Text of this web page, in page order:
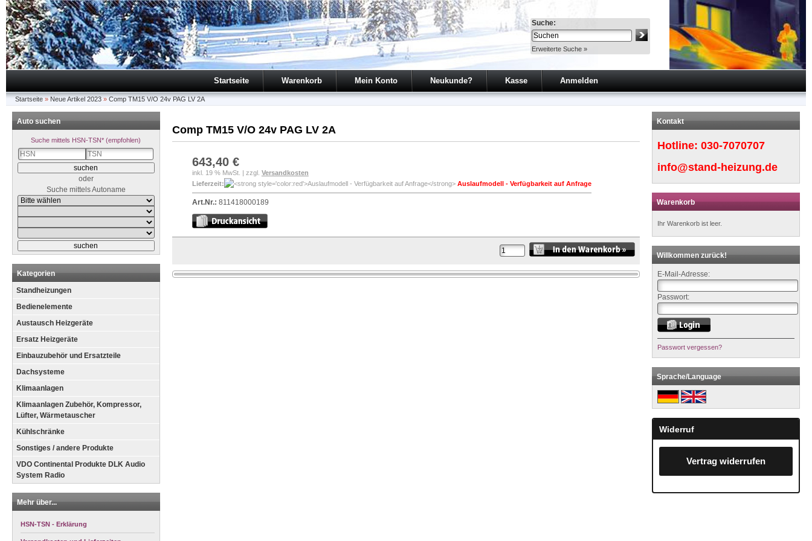
Suche:
Erweiterte Suche »
Startseite Warenkorb Mein Konto Neukunde? Kasse Anmelden
Startseite » Neue Artikel 2023 » Comp TM15 V/O 24v PAG LV 2A
Comp TM15 V/O 24v PAG LV 2A
643,40 €
inkl. 19 % MwSt. | zzgl. Versandkosten
Lieferzeit:
Auslaufmodell - Verfügbarkeit auf Anfrage
Art.Nr.: 811418000189
Auto suchen
Suche mittels HSN-TSN* (empfohlen)
oder
Suche mittels Autoname
Kategorien
Standheizungen
Bedienelemente
Austausch Heizgeräte
Ersatz Heizgeräte
Einbauzubehör und Ersatzteile
Dachsysteme
Klimaanlagen
Klimaanlagen Zubehör, Kompressor,
Lüfter, Wärmetauscher
Kühlschränke
Sonstiges / andere Produkte
VDO Continental Produkte DLK Audio
System Radio
Mehr über...
HSN-TSN - Erklärung
Kontakt
Hotline:030-7070707
info@stand-heizung.de
Warenkorb
Ihr Warenkorb ist leer.
Willkommen zurück!
E-Mail-Adresse:
Passwort:
Passwort vergessen?
Sprache/Language
Widerruf
Vertrag widerrufen